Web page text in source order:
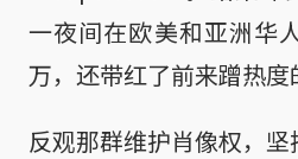
一夜间在欧美和亚洲华
万，还带红了前来蹭热度
反观那群维护肖像权，